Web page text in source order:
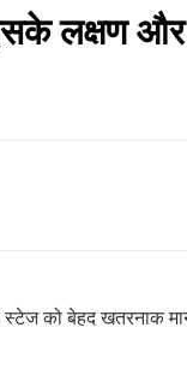
लक्षण
को बेहद खतरनाक